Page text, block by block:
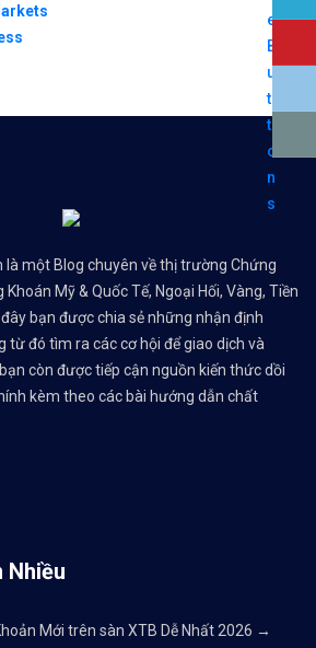
là một Blog chuyên về thị trường Chứng
Khoán Mỹ & Quốc Tế, Ngoại Hối, Vàng, Tiền
bạn được chia sẻ những nhận định
từ đó tìm ra các cơ hội để giao dịch và
còn được tiếp cận nguồn kiến thức dồi
kèm theo các bài hướng dẫn chất
Nhiều
Mới trên sàn XTB Dễ Nhất 2026 →